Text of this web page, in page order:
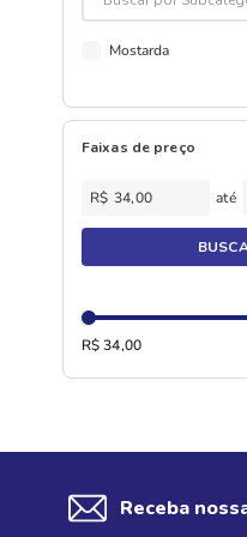
Mostarda
Faixas de preço
R$
R$ 34,00
Receba